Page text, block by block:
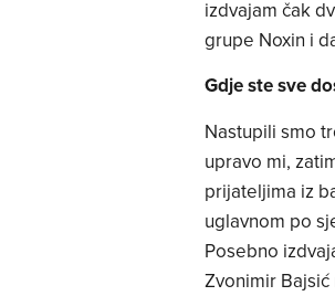
izdvajam čak
grupe Noxin i
Gdje ste sve
Nastupili smo
upravo mi,
prijateljima iz
uglavnom po
Posebno
Zvonimir Bajsić